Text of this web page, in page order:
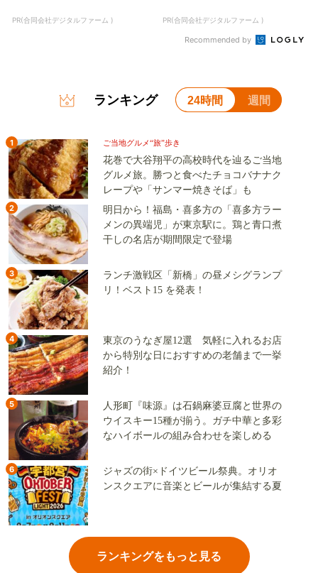
PR(合同会社デジタルファーム ) PR(合同会社デジタルファーム )
Recommended by
ランキング 24時間 週間
1 ご当地グルメ“旅”歩き
花巻で大谷翔平の高校時代を辿るご当地
グルメ旅。勝つと食べたチョコバナナク
レープや「サンマー焼きそば」も
2
明日から！福島・喜多方の「喜多方ラー
メンの異端児」が東京駅に。鶏と青口煮
干しの名店が期間限定で登場
3
ランチ激戦区「新橋」の昼メシグランプ
リ！ベスト15 を発表！
4
東京のうなぎ屋12選 気軽に入れるお店
から特別な日におすすめの老舗まで一挙
紹介！
5
人形町『味源』は石鍋麻婆豆腐と世界の
ウイスキー15種が揃う。ガチ中華と多彩
なハイボールの組み合わせを楽しめる
6
ジャズの街×ドイツビール祭典。オリオ
ンスクエアに音楽とビールが集結する夏
ランキングをもっと見る